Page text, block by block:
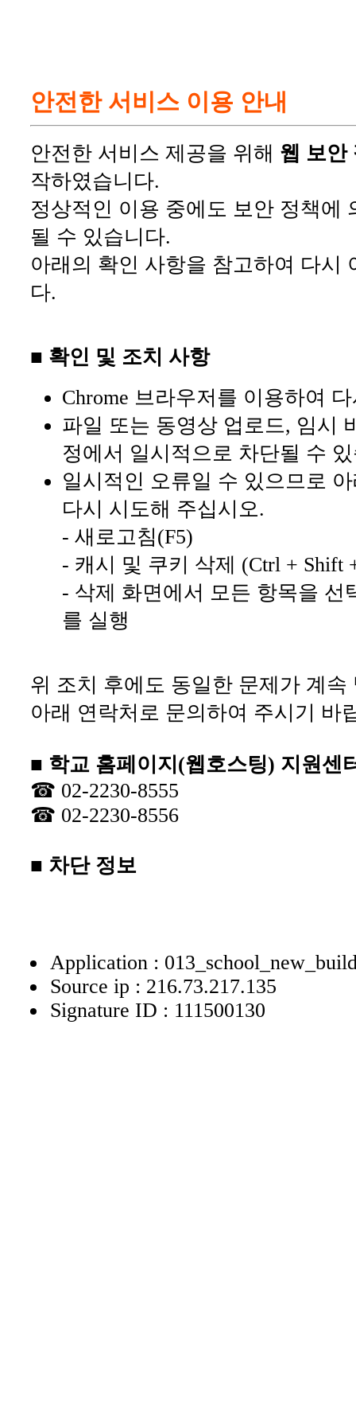
안전한 서비스 이용 안내
안전한 서비스 제공을 위해 웹 보안
작하였습니다.
정상적인 이용 중에도 보안 정책에
될 수 있습니다.
아래의 확인 사항을 참고하여 다시
다.
■ 확인 및 조치 사항
Chrome 브라우저를 이용하여
파일 또는 동영상 업로드, 임시
정에서 일시적으로 차단될 수
일시적인 오류일 수 있으므로
다시 시도해 주십시오.
- 새로고침(F5)
- 캐시 및 쿠키 삭제 (Ctrl + Shift
- 삭제 화면에서 모든 항목을 선
를 실행
위 조치 후에도 동일한 문제가 계속
아래 연락처로 문의하여 주시기 바
■ 학교 홈페이지(웹호스팅) 지원센
☎ 02-2230-8555
☎ 02-2230-8556
■ 차단 정보
Application :
Source ip : 216.73.217.135
Signature ID : 111500130